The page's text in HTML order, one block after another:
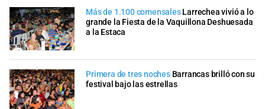
Más de 1.100 comensales Larrechea vivió a lo
grande la Fiesta de la Vaquillona Deshuesada
a la Estaca
Primera de tres noches Barrancas brilló con su
festival bajo las estrellas